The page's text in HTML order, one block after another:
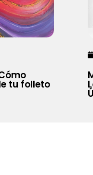
tu folleto